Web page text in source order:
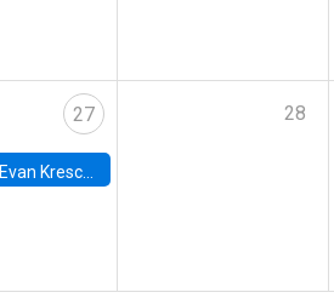
27
Evan Kresch, Oberlin College
28